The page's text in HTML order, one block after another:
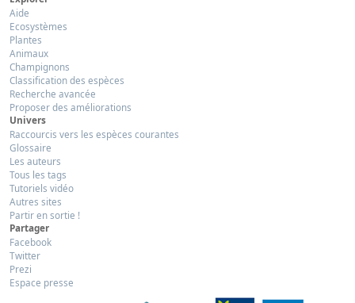
Aide
Ecosystèmes
Plantes
Animaux
Champignons
Classification des espèces
Recherche avancée
Proposer des améliorations
Univers
Raccourcis vers les espèces courantes
Glossaire
Les auteurs
Tous les tags
Tutoriels vidéo
Autres sites
Partir en sortie !
Partager
Facebook
Twitter
Prezi
Espace presse